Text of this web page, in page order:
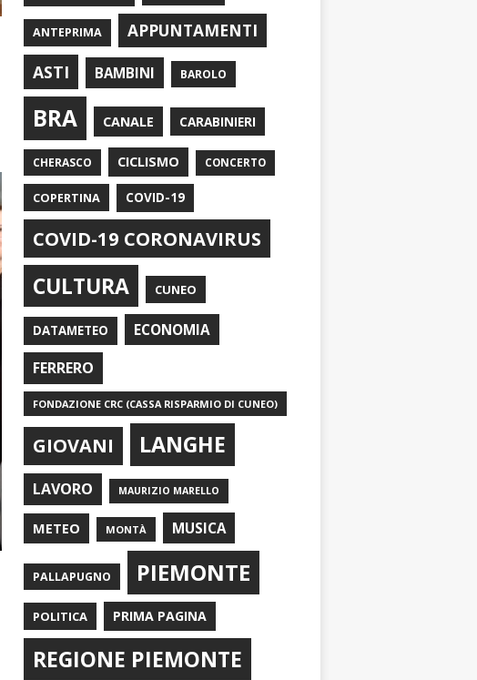
ANTEPRIMA
APPUNTAMENTI
ASTI
BAMBINI BAROLO
BRA CANALE CARABINIERI
CHERASCO CICLISMO CONCERTO
COPERTINA COVID-19
COVID-19 CORONAVIRUS
CULTURA CUNEO
DATAMETEO ECONOMIA
FERRERO
FONDAZIONE CRC (CASSA RISPARMIO DI CUNEO)
GIOVANI LANGHE
LAVORO MAURIZIO MARELLO
METEO MONTÀ MUSICA
PALLAPUGNO PIEMONTE
POLITICA PRIMA PAGINA
REGIONE PIEMONTE